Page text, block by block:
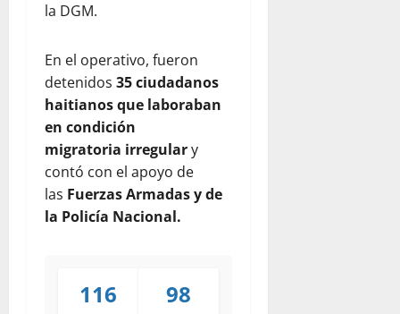
la DGM.
En el operativo, fueron
detenidos 35 ciudadanos
haitianos que laboraban
en condición
migratoria irregulary
contó con el apoyo de
las Fuerzas Armadas y de
la Policía Nacional.
116 98